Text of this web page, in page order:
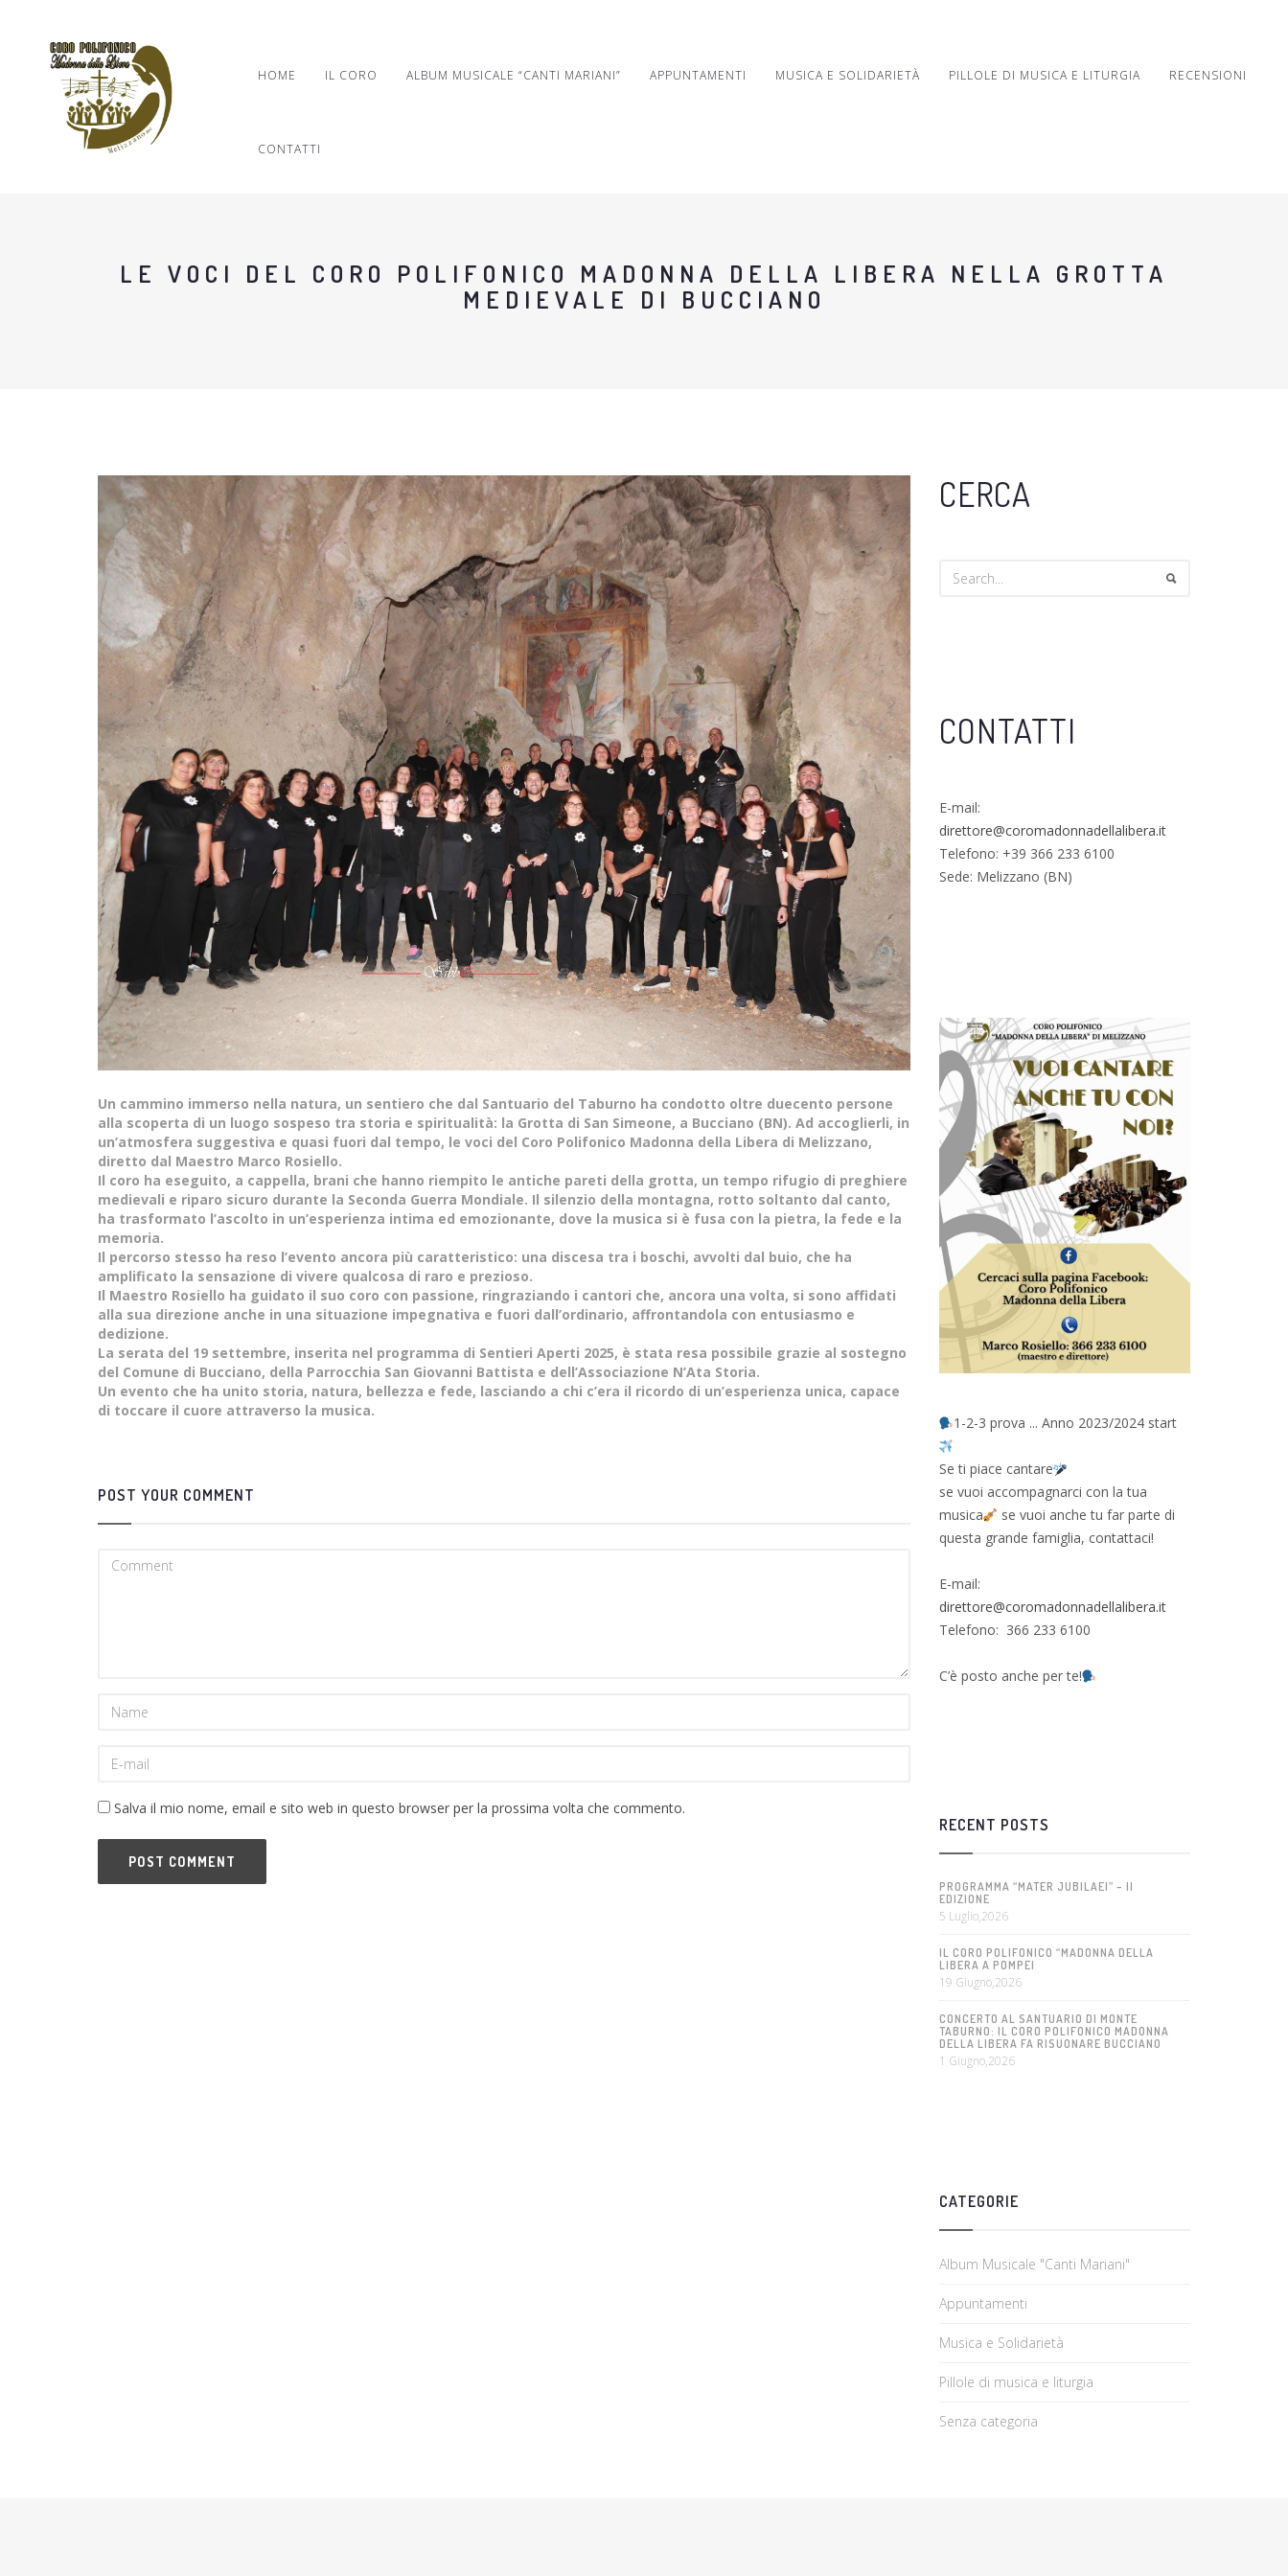
HOME IL CORO ALBUM MUSICALE “CANTI MARIANI” APPUNTAMENTI MUSICA E SOLIDARIETÀ PILLOLE DI MUSICA E LITURGIA RECENSIONI
CONTATTI
LE VOCI DEL CORO POLIFONICO MADONNA DELLA LIBERA NELLA GROTTA
MEDIEVALE DI BUCCIANO
Un cammino immerso nella natura, un sentiero che dal Santuario del Taburno ha condotto oltre duecento persone
alla scoperta di un luogo sospeso tra storia e spiritualità: la Grotta di San Simeone, a Bucciano (BN). Ad accoglierli, in
un’atmosfera suggestiva e quasi fuori dal tempo, le voci del Coro Polifonico Madonna della Libera di Melizzano,
diretto dal Maestro Marco Rosiello.
Il coro ha eseguito, a cappella, brani che hanno riempito le antiche pareti della grotta, un tempo rifugio di preghiere
medievali e riparo sicuro durante la Seconda Guerra Mondiale. Il silenzio della montagna, rotto soltanto dal canto,
ha trasformato l’ascolto in un’esperienza intima ed emozionante, dove la musica si è fusa con la pietra, la fede e la
memoria.
Il percorso stesso ha reso l’evento ancora più caratteristico: una discesa tra i boschi, avvolti dal buio, che ha
amplificato la sensazione di vivere qualcosa di raro e prezioso.
Il Maestro Rosiello ha guidato il suo coro con passione, ringraziando i cantori che, ancora una volta, si sono affidati
alla sua direzione anche in una situazione impegnativa e fuori dall’ordinario, affrontandola con entusiasmo e
dedizione.
La serata del 19 settembre, inserita nel programma di Sentieri Aperti 2025, è stata resa possibile grazie al sostegno
del Comune di Bucciano, della Parrocchia San Giovanni Battista e dell’Associazione N’Ata Storia.
Un evento che ha unito storia, natura, bellezza e fede, lasciando a chi c’era il ricordo di un’esperienza unica, capace
di toccare il cuore attraverso la musica.
POST YOUR COMMENT
Salva il mio nome, email e sito web in questo browser per la prossima volta che commento.
CERCA
CONTATTI
E-mail:
direttore@coromadonnadellalibera.it
Telefono: +39 366 233 6100
Sede: Melizzano (BN)
1-2-3 prova ... Anno 2023/2024 start
Se ti piace cantare
se vuoi accompagnarci con la tua
musica
se vuoi anche tu far parte di
questa grande famiglia, contattaci!
E-mail:
direttore@coromadonnadellalibera.it
Telefono: 366 233 6100
C’è posto anche per te!
RECENT POSTS
PROGRAMMA “MATER JUBILAEI” – II
EDIZIONE
5 Luglio,2026
IL CORO POLIFONICO “MADONNA DELLA
LIBERA A POMPEI
19 Giugno,2026
CONCERTO AL SANTUARIO DI MONTE
TABURNO: IL CORO POLIFONICO MADONNA
DELLA LIBERA FA RISUONARE BUCCIANO
1 Giugno,2026
CATEGORIE
Album Musicale "Canti Mariani"
Appuntamenti
Musica e Solidarietà
Pillole di musica e liturgia
Senza categoria